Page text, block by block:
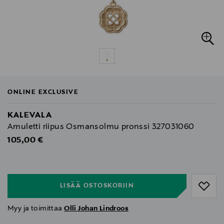
ONLINE EXCLUSIVE
KALEVALA
Amuletti riipus Osmansolmu pronssi 327031060
Original Price
105,00 €
LISÄÄ OSTOSKORIIN
Myy ja toimittaaOlli Johan Lindroos